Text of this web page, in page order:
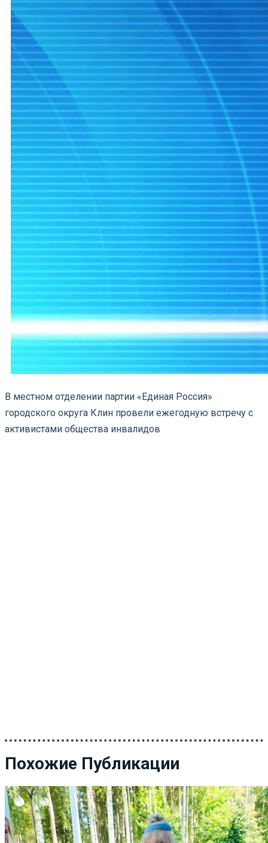
В местном отделении партии «Единая Россия»
городского округа Клин провели ежегодную встречу с
активистами общества инвалидов
Похожие Публикации